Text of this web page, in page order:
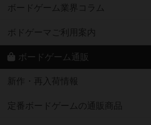
ボードゲーム業界コラム
ボドゲーマご利用案内
ボードゲーム通販
新作・再入荷情報
定番ボードゲームの通販商品